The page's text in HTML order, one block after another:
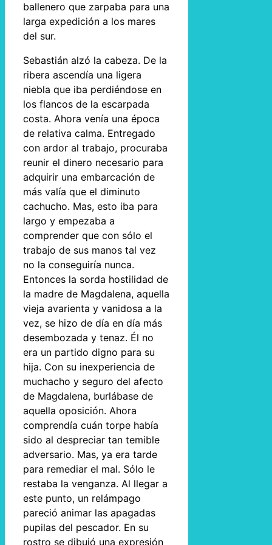
ballenero que zarpaba para una
larga expedición a los mares
del sur.
Sebastián alzó la cabeza. De la
ribera ascendía una ligera
niebla que iba perdiéndose en
los flancos de la escarpada
costa. Ahora venía una época
de relativa calma. Entregado
con ardor al trabajo, procuraba
reunir el dinero necesario para
adquirir una embarcación de
más valía que el diminuto
cachucho. Mas, esto iba para
largo y empezaba a
comprender que con sólo el
trabajo de sus manos tal vez
no la conseguiría nunca.
Entonces la sorda hostilidad de
la madre de Magdalena, aquella
vieja avarienta y vanidosa a la
vez, se hizo de día en día más
desembozada y tenaz. Él no
era un partido digno para su
hija. Con su inexperiencia de
muchacho y seguro del afecto
de Magdalena, burlábase de
aquella oposición. Ahora
comprendía cuán torpe había
sido al despreciar tan temible
adversario. Mas, ya era tarde
para remediar el mal. Sólo le
restaba la venganza. Al llegar a
este punto, un relámpago
pareció animar las apagadas
pupilas del pescador. En su
rostro se dibujó una expresión